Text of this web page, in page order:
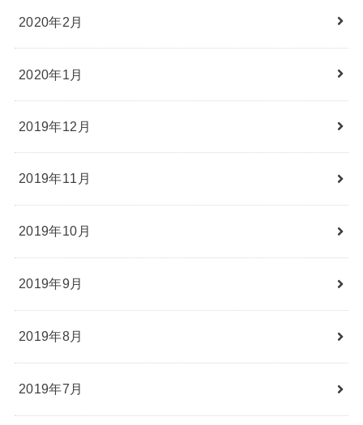
2020年2月
2020年1月
2019年12月
2019年11月
2019年10月
2019年9月
2019年8月
2019年7月